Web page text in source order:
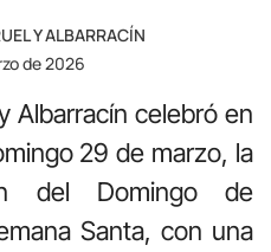
Y ALBARRACÍN
de 2026
Albarracín celebró en
29 de marzo, la
del Domingo de
Santa, con una